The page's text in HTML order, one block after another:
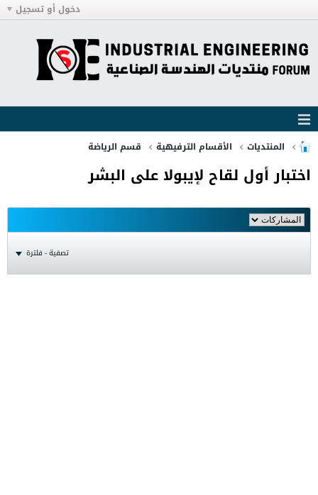
دخول أو تسجيل
المنتديات الأقسام الترفيهية قسم الرياضة
اختبار أول لقاح لإيبولا على البشر
تصفية - فلترة